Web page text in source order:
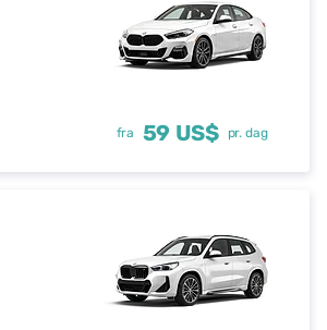
fra 59 US$ pr. dag